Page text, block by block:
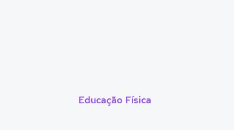
Educação Física